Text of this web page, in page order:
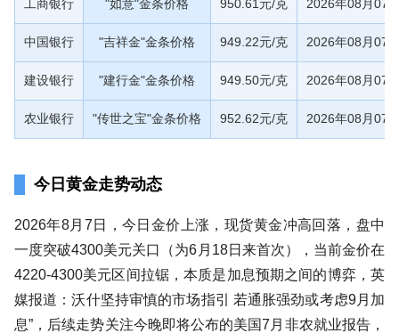
工商银行 "如意"金条价格 950.61元/克 2026年08月07
中国银行 "吉祥金"金条价格 949.22元/克 2026年08月07
建设银行 "建行金"金条价格 949.50元/克 2026年08月07
农业银行 "传世之宝"金条价格 952.62元/克 2026年08月07
今日黄金走势动态
2026年8月7日，今日金价上涨，现货黄金冲高回落，盘中
一度突破4300美元关口（为6月18日来首次），当前金价在
4220-4300美元区间拉锯，本质是加息预期之间的博弈，英
媒报道：沃什坚持审慎的市场指引 若通胀强劲或考虑9月加
息”，后续走势关注今晚即将公布的美国7月非农就业报告，